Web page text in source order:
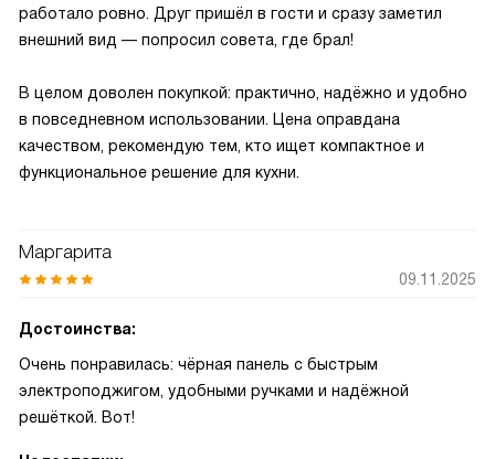
работало ровно. Друг пришёл в гости и сразу заметил
внешний вид — попросил совета, где брал!
В целом доволен покупкой: практично, надёжно и удобно
в повседневном использовании. Цена оправдана
качеством, рекомендую тем, кто ищет компактное и
функциональное решение для кухни.
Маргарита
09.11.2025
Достоинства:
Очень понравилась: чёрная панель с быстрым
электроподжигом, удобными ручками и надёжной
решёткой. Вот!